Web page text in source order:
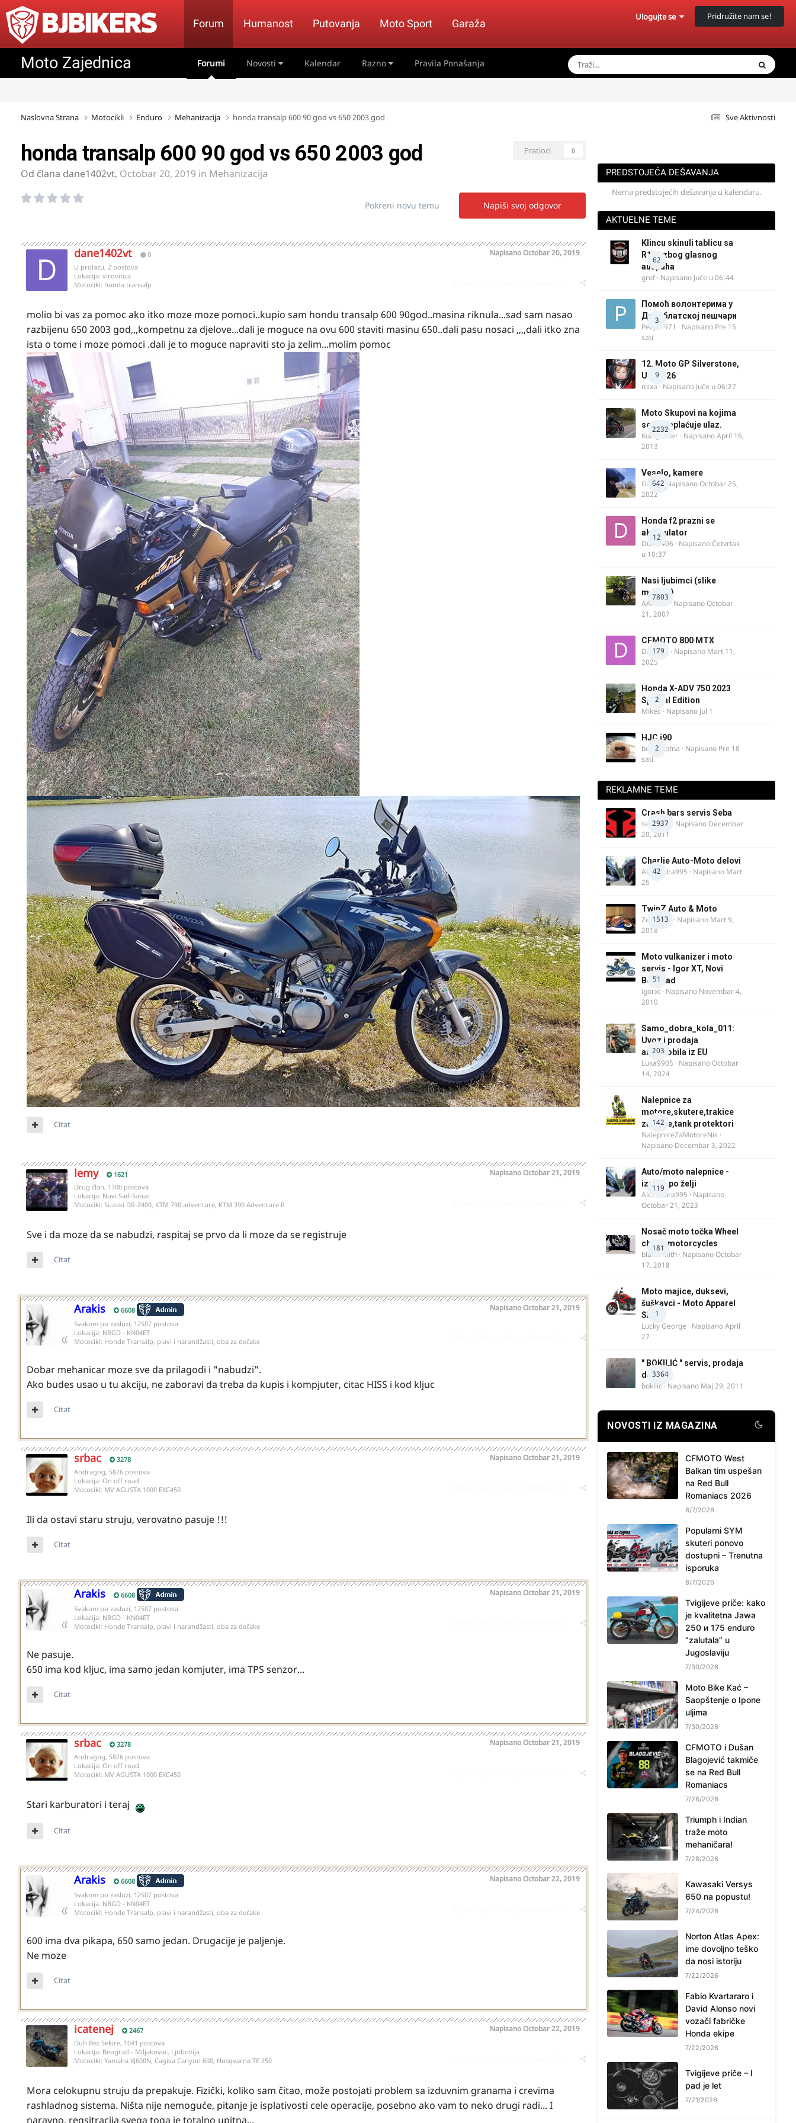
Forum Humanost Putovanja Moto Sport Garaža
Ulogujte se Pridružite nam se!
Moto Zajednica Forumi Novosti Kalendar Razno Pravila Ponašanja
Sve Aktivnosti
Naslovna Strana Motocikli Enduro Mehanizacija honda transalp 600 90 god vs 650 2003 god
Pratioci 0
honda transalp 600 90 god vs 650 2003 god
Od člana dane1402vt, Octobar 20, 2019 in Mehanizacija
Napiši svoj odgovor
Pokreni novu temu
dane1402vt 0 NapisanoOctobar 20, 2019
U prolazu, 2 postova
Lokacija: virovitica
Motocikl: honda transalp
molio bi vas za pomoc ako itko moze moze pomoci..kupio sam hondu transalp 600 90god..masina riknula...sad sam nasao
razbijenu 650 2003 god,,,kompetnu za djelove...dali je moguce na ovu 600 staviti masinu 650..dali pasu nosaci ,,,,dali itko zna
ista o tome i moze pomoci .dali je to moguce napraviti sto ja zelim...molim pomoc
Citat
lemy 1621 NapisanoOctobar 21, 2019
Drug član, 1300 postova
Lokacija: Novi Sad-Sabac
Motocikl: Suzuki DR-Z400, KTM 790 adventure, KTM 390 Adventure R
Sve i da moze da se nabudzi, raspitaj se prvo da li moze da se registruje
Citat
Arakis 6608 NapisanoOctobar 21, 2019
Svakom po zasluzi, 12507 postova
Lokacija: NBGD - KN04ET
Motocikl: Honde Transalp, plavi i narandžasti, oba za dečake
Dobar mehanicar moze sve da prilagodi i "nabudzi".
Ako budes usao u tu akciju, ne zaboravi da treba da kupis i kompjuter, citac HISS i kod kljuc
Citat
srbac 3278 NapisanoOctobar 21, 2019
Andragog, 5826 postova
Lokacija: On off road
Motocikl: MV AGUSTA 1000 EXC450
Ili da ostavi staru struju, verovatno pasuje !!!
Citat
Arakis 6608 NapisanoOctobar 21, 2019
Svakom po zasluzi, 12507 postova
Lokacija: NBGD - KN04ET
Motocikl: Honde Transalp, plavi i narandžasti, oba za dečake
Ne pasuje.
650 ima kod kljuc, ima samo jedan komjuter, ima TPS senzor...
Citat
srbac 3278 NapisanoOctobar 21, 2019
Andragog, 5826 postova
Lokacija: On off road
Motocikl: MV AGUSTA 1000 EXC450
Stari karburatori i teraj
Citat
Arakis 6608 NapisanoOctobar 22, 2019
Svakom po zasluzi, 12507 postova
Lokacija: NBGD - KN04ET
Motocikl: Honde Transalp, plavi i narandžasti, oba za dečake
600 ima dva pikapa, 650 samo jedan. Drugacije je paljenje.
Ne moze
Citat
icatenej 2467 NapisanoOctobar 22, 2019
Duh Bez Sekire, 1041 postova
Lokacija: Beograd - Miljakovac, Ljubovija
Motocikl: Yamaha XJ600N, Cagiva Canyon 600, Husqvarna TE 250
Mora celokupnu struju da prepakuje. Fizički, koliko sam čitao, može postojati problem sa izduvnim granama i crevima
rashladnog sistema. Ništa nije nemoguće, pitanje je isplativosti cele operacije, posebno ako vam to neko drugi radi... I
naravno, regsitracija svega toga je totalno upitna...
PREDSTOJEĆA DEŠAVANJA
Nema predstojećih dešavanja u kalendaru.
AKTUELNE TEME
62
Klincu skinuli tablicu sa
R125 zbog glasnog
auspuha
grof· Napisano Juče u 06:44
3
Помоћ волонтерима у
Делиблатској пешчари
Pedja1971 · Napisano Pre 15
sati
9
12. Moto GP Silverstone,
UK, 2026
mixa · Napisano Juče u 06:27
2232
Moto Skupovi na kojima
se ne naplaćuje ulaz.
Kum_Mixer · NapisanoApril 16,
2013
642
Veselo, kamere
GR 46· NapisanoOctobar 25,
2022
12
Honda f2 prazni se
akomulator
Dule1406 · NapisanoČetvrtak
u 10:37
7803
Nasi ljubimci (slike
motora)
AArnold · NapisanoOctobar
21, 2007
179
CFMOTO 800 MTX
Duta_91 · Napisano Mart 11,
2025
2
Honda X-ADV 750 2023
Special Edition
Mikec · Napisano Jul 1
2
HJC i90
bobi_krofna · Napisano Pre 18
sati
REKLAMNE TEME
2937
Crash bars servis Seba
seba011 · Napisano Decembar
20, 2011
42
Charlie Auto-Moto delovi
Alexandra995 · Napisano Mart
25
1513
TwinZ Auto & Moto
Zeljkamp · Napisano Mart 9,
2018
51
Moto vulkanizer i moto
servis - Igor XT, Novi
Beograd
igorxt · Napisano Novembar 4,
2010
203
Samo_dobra_kola_011:
Uvoz i prodaja
automobila iz EU
Luka9905 · NapisanoOctobar
14, 2024
142
Nalepnice za
motore,skutere,trakice
za felne,tank protektori
NalepniceZaMotoreNis ·
Napisano Decembar 3, 2022
119
Auto/moto nalepnice -
izrada po želji
Alexandra995 · Napisano
Octobar 21, 2023
181
Nosač moto točka Wheel
chock motorcycles
blacksmith · NapisanoOctobar
17, 2018
1
Moto majice, duksevi,
šuškavci - Moto Apparel
SRB
Lucky George · NapisanoApril
27
3364
" BOKILIĆ " servis, prodaja
delova
bokilic · Napisano Maj 29, 2011
NOVOSTI IZ MAGAZINA
CFMOTO West
Balkan tim uspešan
na Red Bull
Romaniacs 2026
8/7/2026
Popularni SYM
skuteri ponovo
dostupni – Trenutna
isporuka
8/7/2026
Tvigijeve priče: kako
je kvalitetna Jawa
250 и 175 enduro
“zalutala” u
Jugoslaviju
7/30/2026
Moto Bike Kać –
Saopštenje o Ipone
uljima
7/30/2026
CFMOTO i Dušan
Blagojević takmiče
se na Red Bull
Romaniacs
7/28/2026
Triumph i Indian
traže moto
mehaničara!
7/28/2026
Kawasaki Versys
650 na popustu!
7/24/2026
Norton Atlas Apex:
ime dovoljno teško
da nosi istoriju
7/22/2026
Fabio Kvartararo i
David Alonso novi
vozači fabričke
Honda ekipe
7/22/2026
Tvigijeve priče – I
pad je let
7/21/2026